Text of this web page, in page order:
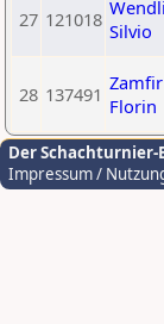
27 121018 Silvio
28 137491 Zamfir
Florin
Der Schachturnier-
Impressum /